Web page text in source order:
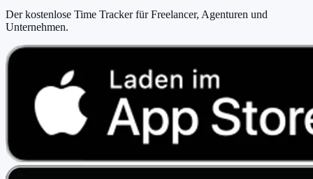
Der kostenlose Time Tracker für Freelancer, Agenturen und
Unternehmen.